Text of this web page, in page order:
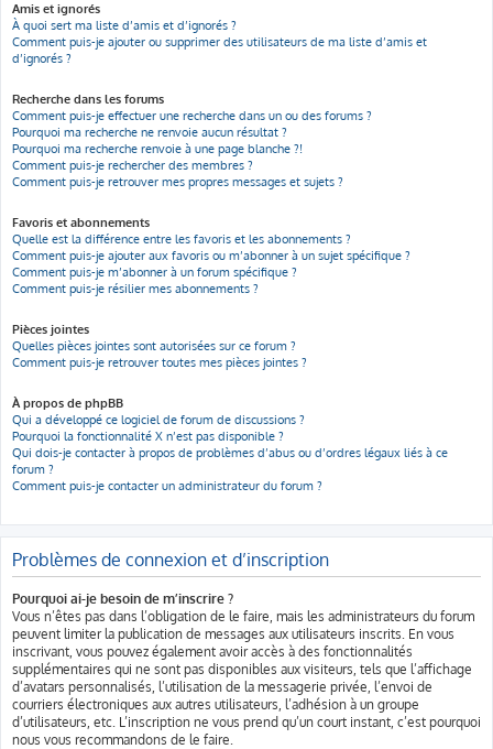
Amis et ignorés
À quoi sert ma liste d’amis et d’ignorés ?
Comment puis-je ajouter ou supprimer des utilisateurs de ma liste d’amis et
d’ignorés ?
Recherche dans les forums
Comment puis-je effectuer une recherche dans un ou des forums ?
Pourquoi ma recherche ne renvoie aucun résultat ?
Pourquoi ma recherche renvoie à une page blanche ?!
Comment puis-je rechercher des membres ?
Comment puis-je retrouver mes propres messages et sujets ?
Favoris et abonnements
Quelle est la différence entre les favoris et les abonnements ?
Comment puis-je ajouter aux favoris ou m’abonner à un sujet spécifique ?
Comment puis-je m’abonner à un forum spécifique ?
Comment puis-je résilier mes abonnements ?
Pièces jointes
Quelles pièces jointes sont autorisées sur ce forum ?
Comment puis-je retrouver toutes mes pièces jointes ?
À propos de phpBB
Qui a développé ce logiciel de forum de discussions ?
Pourquoi la fonctionnalité X n’est pas disponible ?
Qui dois-je contacter à propos de problèmes d’abus ou d’ordres légaux liés à ce
forum ?
Comment puis-je contacter un administrateur du forum ?
Problèmes de connexion et d’inscription
Pourquoi ai-je besoin de m’inscrire ?
Vous n’êtes pas dans l’obligation de le faire, mais les administrateurs du forum
peuvent limiter la publication de messages aux utilisateurs inscrits. En vous
inscrivant, vous pouvez également avoir accès à des fonctionnalités
supplémentaires qui ne sont pas disponibles aux visiteurs, tels que l’affichage
d’avatars personnalisés, l’utilisation de la messagerie privée, l’envoi de
courriers électroniques aux autres utilisateurs, l’adhésion à un groupe
d’utilisateurs, etc. L’inscription ne vous prend qu’un court instant, c’est pourquoi
nous vous recommandons de le faire.